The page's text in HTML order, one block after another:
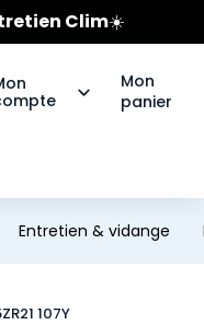
Clim☀️
pneus Bridgestone
Mon
panier
Entretien & vidange
107Y